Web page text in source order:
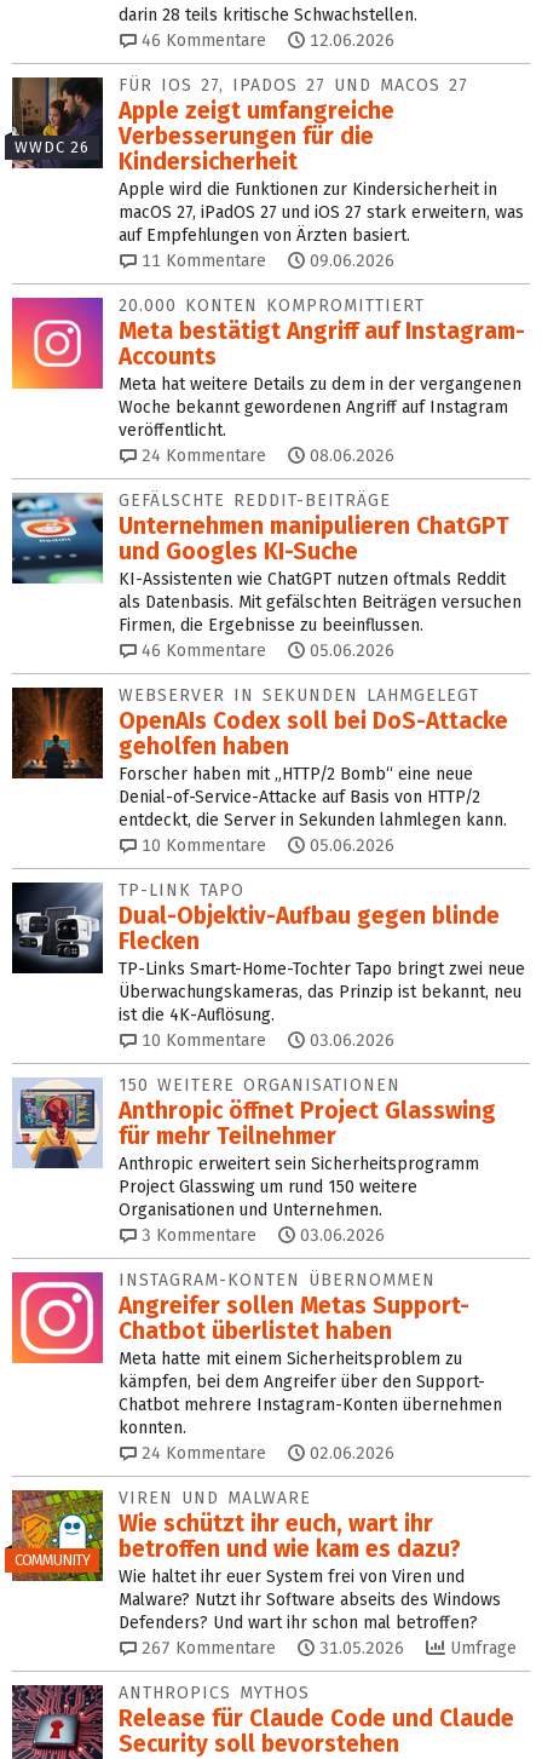
darin 28 teils kritische Schwachstellen.
46 Kommentare 12.06.2026
WWDC 26
FÜR IOS 27, IPADOS 27 UND MACOS 27
Apple zeigt umfangreiche
Verbesserungen für die
Kindersicherheit
Apple wird die Funktionen zur Kindersicherheit in
macOS 27, iPadOS 27 und iOS 27 stark erweitern, was
auf Empfehlungen von Ärzten basiert.
11 Kommentare 09.06.2026
20.000 KONTEN KOMPROMITTIERT
Meta bestätigt Angriff auf Instagram-
Accounts
Meta hat weitere Details zu dem in der vergangenen
Woche bekannt gewordenen Angriff auf Instagram
veröffentlicht.
24 Kommentare 08.06.2026
GEFÄLSCHTE REDDIT-BEITRÄGE
Unternehmen manipulieren ChatGPT
und Googles KI-Suche
KI-Assistenten wie ChatGPT nutzen oftmals Reddit
als Datenbasis. Mit gefälschten Beiträgen versuchen
Firmen, die Ergebnisse zu beeinflussen.
46 Kommentare 05.06.2026
WEBSERVER IN SEKUNDEN LAHMGELEGT
OpenAIs Codex soll bei DoS-Attacke
geholfen haben
Forscher haben mit „HTTP/2 Bomb“ eine neue
Denial-of-Service-Attacke auf Basis von HTTP/2
entdeckt, die Server in Sekunden lahmlegen kann.
10 Kommentare 05.06.2026
TP-LINK TAPO
Dual-Objektiv-Aufbau gegen blinde
Flecken
TP-Links Smart-Home-Tochter Tapo bringt zwei neue
Überwachungskameras, das Prinzip ist bekannt, neu
ist die 4K-Auflösung.
10 Kommentare 03.06.2026
150 WEITERE ORGANISATIONEN
Anthropic öffnet Project Glasswing
für mehr Teilneh­mer
Anthropic erweitert sein Sicherheitsprogramm
Project Glasswing um rund 150 weitere
Organisationen und Unternehmen.
3 Kommentare 03.06.2026
INSTAGRAM-KONTEN ÜBERNOMMEN
Angreifer sollen Metas Sup­port-
Chatbot überlistet haben
Meta hatte mit einem Sicherheitsproblem zu
kämpfen, bei dem Angreifer über den Support-
Chatbot mehrere Instagram-Konten übernehmen
konnten.
24 Kommentare 02.06.2026
COMMUNITY
VIREN UND MALWARE
Wie schützt ihr euch, wart ihr
betroffen und wie kam es dazu?
Wie haltet ihr euer System frei von Viren und
Malware? Nutzt ihr Software abseits des Windows
Defenders? Und wart ihr schon mal betroffen?
267 Kommentare 31.05.2026 Umfrage
ANTHROPICS MYTHOS
Release für Claude Code und Claude
Security soll bevor­ste­hen